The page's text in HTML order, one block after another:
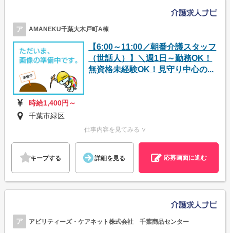
ア AMANEKU千葉大木戸町A棟
【6:00～11:00／朝番介護スタッフ
（世話人）】＼週1日～勤務OK！
無資格未経験OK！見守り中心の...
時給1,400円～
千葉市緑区
仕事内容を見てみる ∨
キープする 詳細を見る 応募画面に進む
ア アビリティーズ・ケアネット株式会社 千葉商品センター